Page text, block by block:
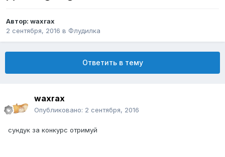
Автор: waxrax
2 сентября, 2016 в Флудилка
Ответить в тему
waxrax
Опубликовано: 2 сентября, 2016
сундук за конкурс отримуй